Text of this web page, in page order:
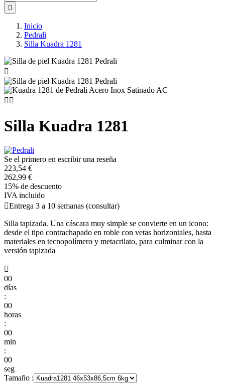

Inicio
Pedrali
Silla Kuadra 1281

 
Silla Kuadra 1281
Se el primero en escribir una reseña
223,54 €
262,99 €
15% de descuento
IVA incluido
Entrega 3 a 10 semanas (consultar)
Silla tapizada. Una cáscara muy simple se convierte en un icono:
desde el tipo contrachapado en roble con vetas horizontales, hasta
materiales en tecnopolímero y metacrilato, para culminar con la
versión tapizada

00
días
:
00
horas
:
00
min
:
00
seg
Tamaño :